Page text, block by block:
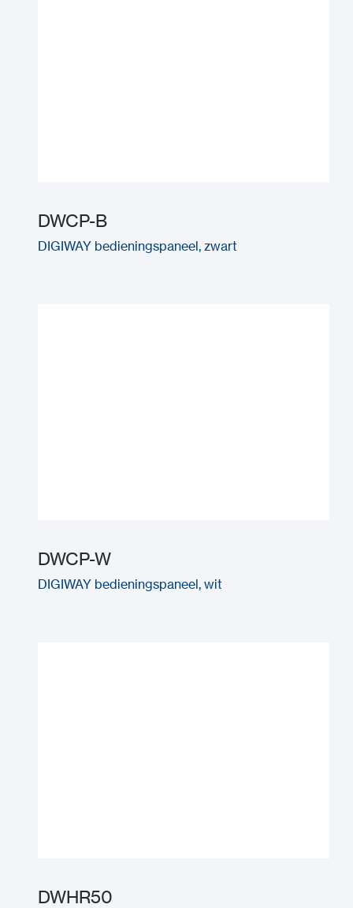
DWCP-B
DIGIWAY bedieningspaneel, zwart
DWCP-W
DIGIWAY bedieningspaneel, wit
DWHR50